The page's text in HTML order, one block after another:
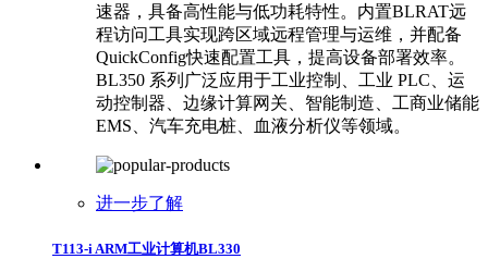
速器，具备高性能与低功耗特性。内置BLRAT远
程访问工具实现跨区域远程管理与运维，并配备
QuickConfig快速配置工具，提高设备部署效率。
BL350 系列广泛应用于工业控制、工业 PLC、运
动控制器、边缘计算网关、智能制造、工商业储能
EMS、汽车充电桩、血液分析仪等领域。
进一步了解
T113-i ARM工业计算机BL330